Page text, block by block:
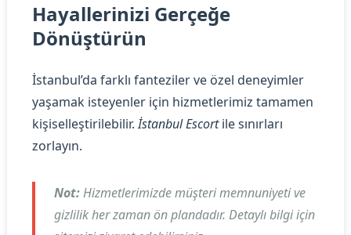
Hayallerinizi Gerçeğe
Dönüştürün
İstanbul’da farklı fanteziler ve özel deneyimler
yaşamak isteyenler için hizmetlerimiz tamamen
kişiselleştirilebilir.İstanbul Escortile sınırları
zorlayın.
Not:Hizmetlerimizde müşteri memnuniyeti ve
gizlilik her zaman ön plandadır. Detaylı bilgi için